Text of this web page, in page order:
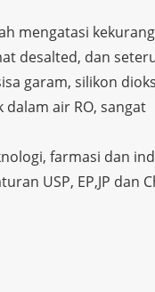
mengatasi
desalted, dan
garam, silikon
air RO, sangat
farmasi dan
USP, EP,JP dan